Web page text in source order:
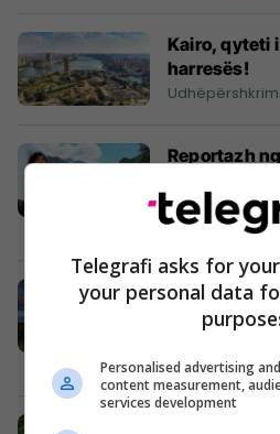
Kairo, qyteti
harresës!
Reportazh
të
historianëve
Udhëpërshkrime
Legjenda të
u krijua
Telegrafi asks for
your personal data
Personalised advertising
content measurement,
services development